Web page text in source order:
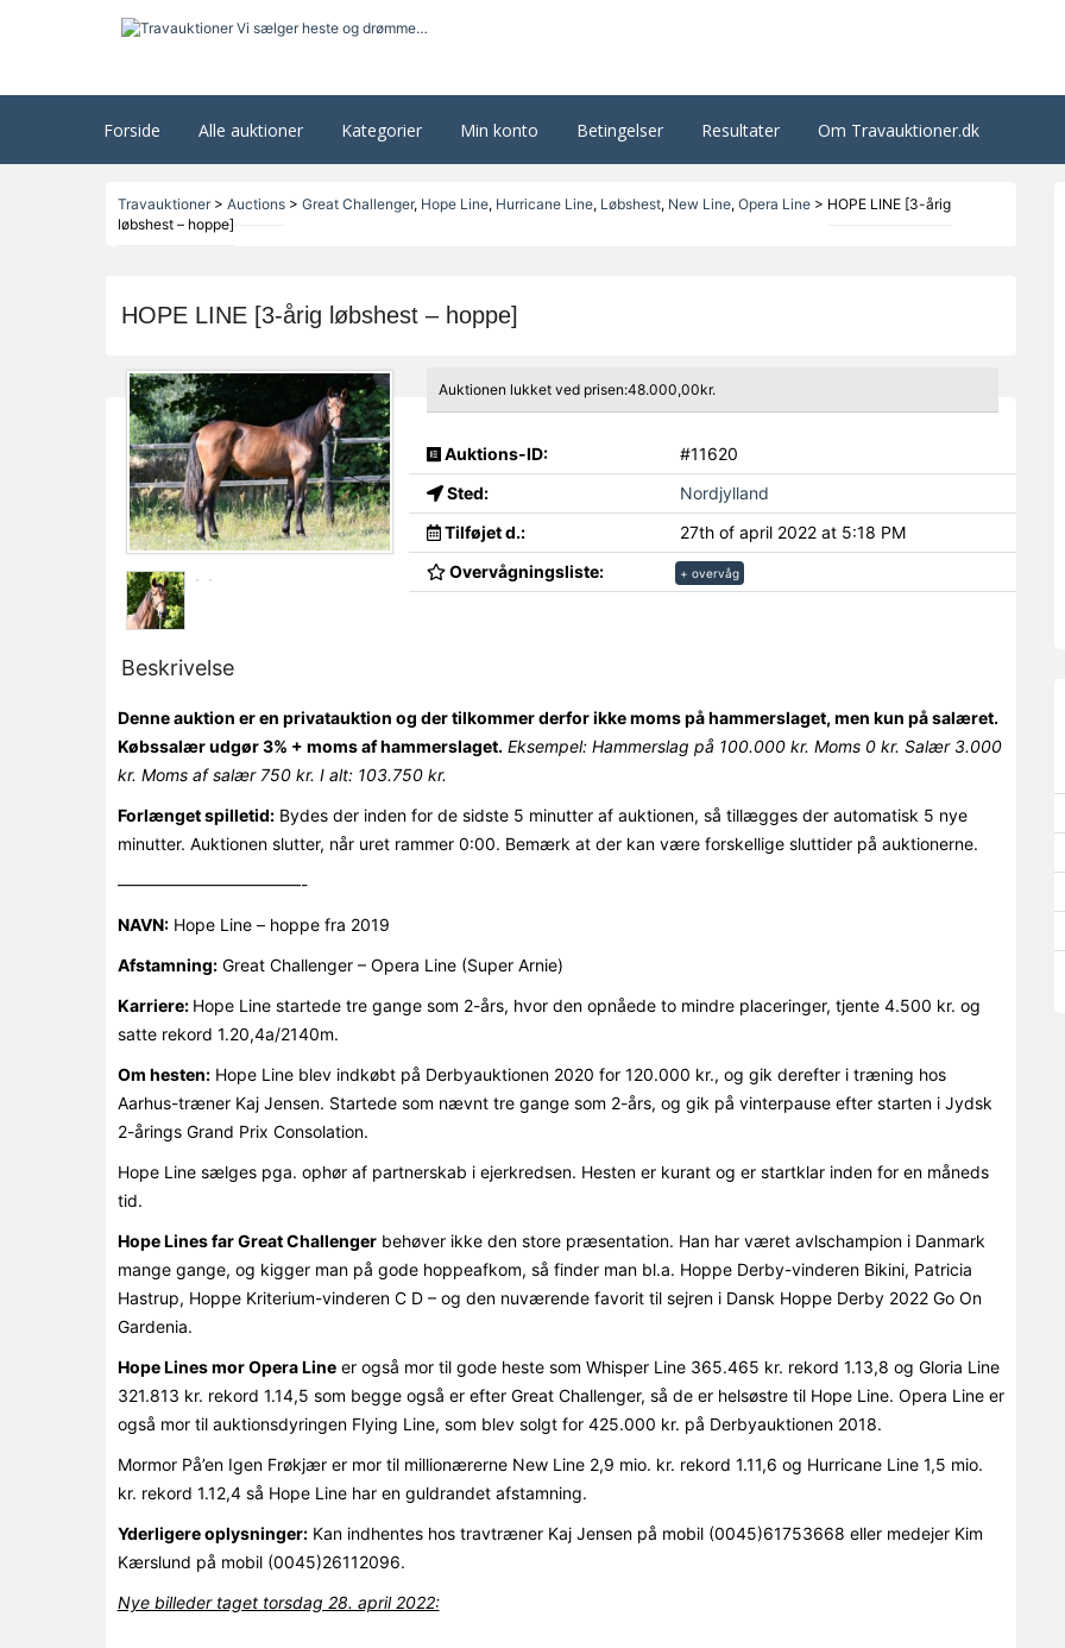
Forside Alle auktioner Kategorier Min konto Betingelser Resultater Om Travauktioner.dk
Travauktioner> Auctions> Great Challenger, Hope Line, Hurricane Line, Løbshest, New Line, Opera Line> HOPE LINE [3-årig
løbshest – hoppe]
HOPE LINE [3-årig løbshest – hoppe]
Auktionen lukket ved prisen:48.000,00kr.
Auktions-ID:
#11620
Sted:
Nordjylland
Tilføjet d.:
27th of april 2022 at 5:18 PM
Overvågningsliste:
+ overvåg
Beskrivelse
Denne auktion er en privatauktion og der tilkommer derfor ikke moms på hammerslaget, men kun på salæret.
Købssalær udgør 3% + moms af hammerslaget. Eksempel: Hammerslag på 100.000 kr. Moms 0 kr. Salær 3.000
kr. Moms af salær 750 kr. I alt: 103.750 kr.
Forlænget spilletid:Bydes der inden for de sidste 5 minutter af auktionen, så tillægges der automatisk 5 nye
minutter. Auktionen slutter, når uret rammer 0:00. Bemærk at der kan være forskellige sluttider på auktionerne.
———————————-
NAVN:Hope Line – hoppe fra 2019
Afstamning:Great Challenger – Opera Line (Super Arnie)
Karriere: Hope Line startede tre gange som 2-års, hvor den opnåede to mindre placeringer, tjente 4.500 kr. og
satte rekord 1.20,4a/2140m.
Om hesten:Hope Line blev indkøbt på Derbyauktionen 2020 for 120.000 kr., og gik derefter i træning hos
Aarhus-træner Kaj Jensen. Startede som nævnt tre gange som 2-års, og gik på vinterpause efter starten i Jydsk
2-årings Grand Prix Consolation.
Hope Line sælges pga. ophør af partnerskab i ejerkredsen. Hesten er kurant og er startklar inden for en måneds
tid.
Hope Lines far Great Challengerbehøver ikke den store præsentation. Han har været avlschampion i Danmark
mange gange, og kigger man på gode hoppeafkom, så finder man bl.a. Hoppe Derby-vinderen Bikini, Patricia
Hastrup, Hoppe Kriterium-vinderen C D – og den nuværende favorit til sejren i Dansk Hoppe Derby 2022 Go On
Gardenia.
Hope Lines mor Opera Lineer også mor til gode heste som Whisper Line 365.465 kr. rekord 1.13,8 og Gloria Line
321.813 kr. rekord 1.14,5 som begge også er efter Great Challenger, så de er helsøstre til Hope Line. Opera Line er
også mor til auktionsdyringen Flying Line, som blev solgt for 425.000 kr. på Derbyauktionen 2018.
Mormor På’en Igen Frøkjær er mor til millionærerne New Line 2,9 mio. kr. rekord 1.11,6 og Hurricane Line 1,5 mio.
kr. rekord 1.12,4 så Hope Line har en guldrandet afstamning.
Yderligere oplysninger:Kan indhentes hos travtræner Kaj Jensen på mobil (0045)61753668 eller medejer Kim
Kærslund på mobil (0045)26112096.
Nye billeder taget torsdag 28. april 2022: